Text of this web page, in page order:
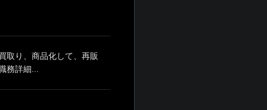
取り、商品化して、再販
務詳細...